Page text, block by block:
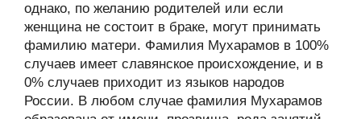
однако, по желанию родителей или если
женщина не состоит в браке, могут принимать
фамилию матери. Фамилия Мухарамов в 100%
случаев имеет славянское происхождение, и в
0% случаев приходит из языков народов
России. В любом случае фамилия Мухарамов